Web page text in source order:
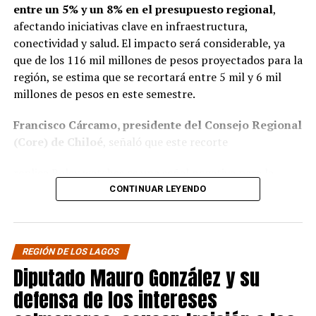
entre un 5% y un 8% en el presupuesto regional,
afectando iniciativas clave en infraestructura,
conectividad y salud. El impacto será considerable, ya
que de los 116 mil millones de pesos proyectados para la
región, se estima que se recortará entre 5 mil y 6 mil
millones de pesos en este semestre.
Francisco Cárcamo, presidente del Consejo Regional
(Core) de Chiloé , señaló que este recorte
descentralización y regionalización.«Es lamentable y
recursos destinados a Bomberos y al subsidio de
operación eléctrica para las islas fueron afectados, lo
que generó una deuda flotante de 17 mil millones»
manifestó Cárcamo. En cuanto a la situación actual,
explicó que el Gobierno Regional Ejecutivo deberá
priorizar proyectos en ejecución y aquellos que ya
CONTINUAR LEYENDO
REGIÓN DE LOS LAGOS
Diputado Mauro González y su
defensa de los intereses